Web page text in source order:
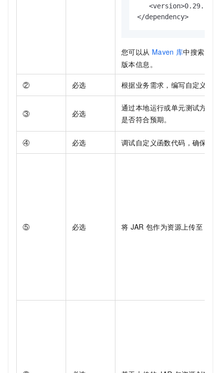
<version>0.29.10-
</dependency>
您可以从 Maven 库中搜索
版本信息。
② 必选 根据业务需求，编写自定义函
③ 必选
通过本地运行或单元测试方式
是否符合预期。
④ 必选 调试自定义函数代码，确保本
⑤ 必选 将 JAR 包作为资源上传至